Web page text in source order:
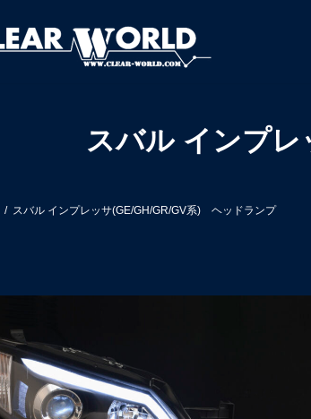
スバル インプ
スバル インプレッサ(GE/GH/GR/GV系) ヘッドランプ